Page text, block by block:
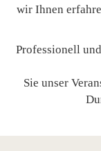
wir Ihnen
Professionell
Sie unser